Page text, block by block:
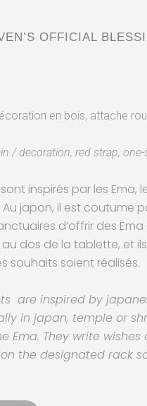
OFFICIAL
en bois, attache
/ decoration, red strap,
inspirés par les Ema,
japon, il est coutume
d’offrir des Ema
dos de la tablette, et
souhaits soient réalisés.
are inspired by
in japan, temple or
Ema. They write
the designated rack